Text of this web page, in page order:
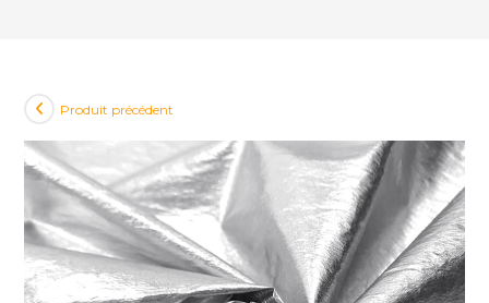
Produit précédent